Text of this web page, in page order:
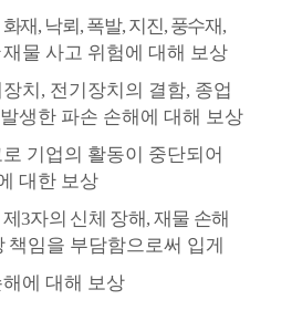
화재, 낙뢰, 폭발, 지진, 풍수재,
재물 사고 위험에 대해 보상
치 , 전기장치의 결함, 종업
발생한 파손 손해에 대해 보상
기업의 활동이 중단되어
대한 보상
제3자의 신체 장해, 재물 손해
책임을 부담함으로써 입게
해에 대해 보상